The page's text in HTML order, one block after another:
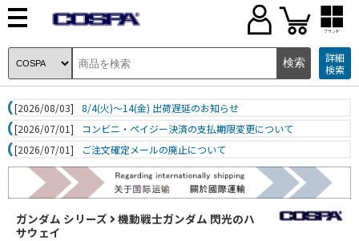
ブランド
詳細
検索
[2026/08/03]
8/4(火)～14(金) 出荷遅延のお知らせ
[2026/07/01]
コンビニ・ペイジー決済の支払期限変更について
[2026/07/01]
ご注文確定メールの廃止について
ガンダム シリーズ
機動戦士ガンダム 閃光のハ
サウェイ